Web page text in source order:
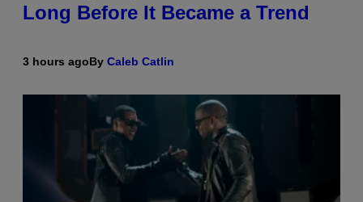
Long Before It Became a Trend
3 hours agoBy Caleb Catlin